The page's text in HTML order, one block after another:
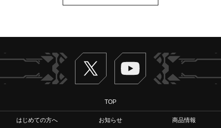
Twitter ヴァンガードch
TOP
はじめての方へ お知らせ
商品情報